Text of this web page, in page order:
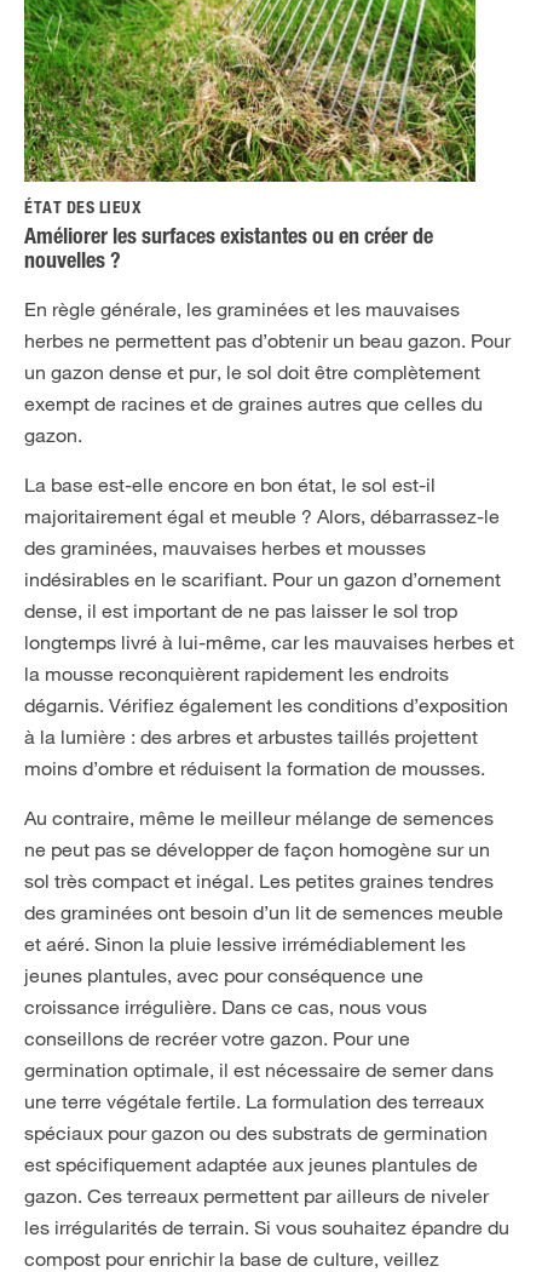
ÉTAT DES LIEUX
Améliorer les surfaces existantes ou en créer de
nouvelles ?
En règle générale, les graminées et les mauvaises
herbes ne permettent pas d’obtenir un beau gazon. Pour
un gazon dense et pur, le sol doit être complètement
exempt de racines et de graines autres que celles du
gazon.
La base est-elle encore en bon état, le sol est-il
majoritairement égal et meuble ? Alors, débarrassez-le
des graminées, mauvaises herbes et mousses
indésirables en le scarifiant. Pour un gazon d’ornement
dense, il est important de ne pas laisser le sol trop
longtemps livré à lui-même, car les mauvaises herbes et
la mousse reconquièrent rapidement les endroits
dégarnis. Vérifiez également les conditions d’exposition
à la lumière : des arbres et arbustes taillés projettent
moins d’ombre et réduisent la formation de mousses.
Au contraire, même le meilleur mélange de semences
ne peut pas se développer de façon homogène sur un
sol très compact et inégal. Les petites graines tendres
des graminées ont besoin d’un lit de semences meuble
et aéré. Sinon la pluie lessive irrémédiablement les
jeunes plantules, avec pour conséquence une
croissance irrégulière. Dans ce cas, nous vous
conseillons de recréer votre gazon. Pour une
germination optimale, il est nécessaire de semer dans
une terre végétale fertile. La formulation des terreaux
spéciaux pour gazon ou des substrats de germination
est spécifiquement adaptée aux jeunes plantules de
gazon. Ces terreaux permettent par ailleurs de niveler
les irrégularités de terrain. Si vous souhaitez épandre du
compost pour enrichir la base de culture, veillez